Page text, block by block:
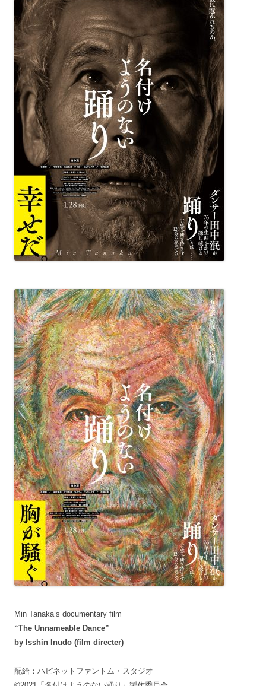
Min Tanaka’s documentary film
“The Unnameable Dance”
by Isshin Inudo (film directer)
配給：ハピネットファントム・スタジオ